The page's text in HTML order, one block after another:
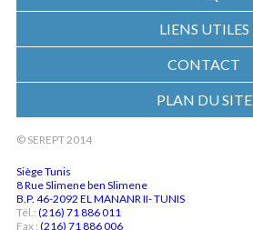
LIENS UTILES
CONTACT
PLAN DU SITE
© SEREPT 2014
Siège Tunis
8 Rue Slimene ben Slimene
B.P. 46-2092 EL MANANR II- TUNIS
Tél.: (216) 71 886 011
Fax : (216) 71 886 006